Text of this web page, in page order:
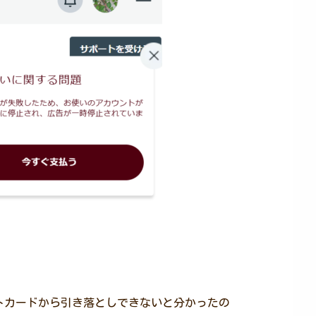
ードから引き落としできないと分かったの